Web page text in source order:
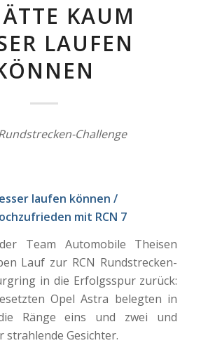
KAUM
LAUFEN
Challenge
laufen können /
mit RCN 7
Team Automobile Theisen
Lauf zur RCN Rundstrecken-
in die Erfolgsspur zurück:
Opel Astra belegten in
Ränge eins und zwei und
Gesichter.